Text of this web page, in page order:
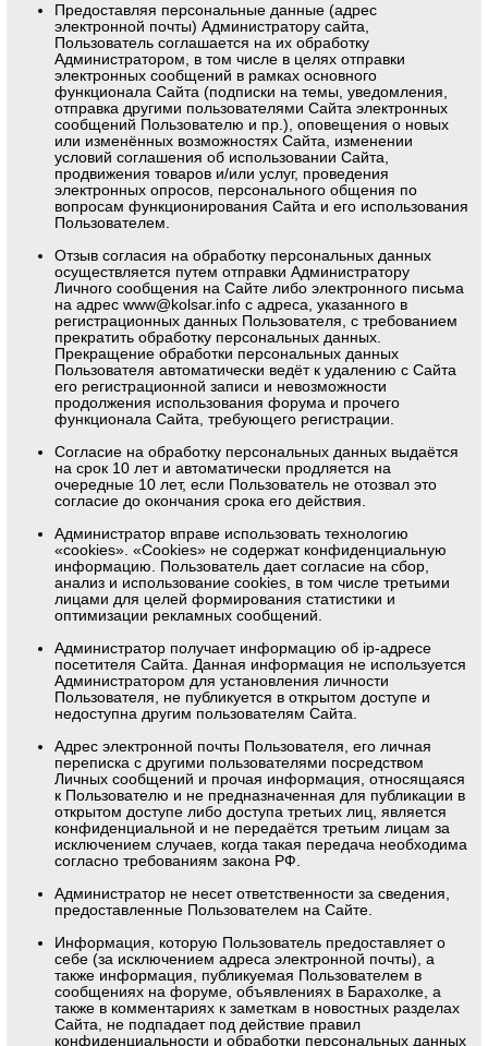
Предоставляя персональные данные (адрес
электронной почты) Администратору сайта,
Пользователь соглашается на их обработку
Администратором, в том числе в целях отправки
электронных сообщений в рамках основного
функционала Сайта (подписки на темы, уведомления,
отправка другими пользователями Сайта электронных
сообщений Пользователю и пр.), оповещения о новых
или изменённых возможностях Сайта, изменении
условий соглашения об использовании Сайта,
продвижения товаров и/или услуг, проведения
электронных опросов, персонального общения по
вопросам функционирования Сайта и его использования
Пользователем.
Отзыв согласия на обработку персональных данных
осуществляется путем отправки Администратору
Личного сообщения на Сайте либо электронного письма
на адресwww@kolsar.info с адреса, указанного в
регистрационных данных Пользователя, с требованием
прекратить обработку персональных данных.
Прекращение обработки персональных данных
Пользователя автоматически ведёт к удалению с Сайта
его регистрационной записи и невозможности
продолжения использования форума и прочего
функционала Сайта, требующего регистрации.
Согласие на обработку персональных данных выдаётся
на срок 10 лет и автоматически продляется на
очередные 10 лет, если Пользователь не отозвал это
согласие до окончания срока его действия.
Администратор вправе использовать технологию
«cookies». «Cookies» не содержат конфиденциальную
информацию. Пользователь дает согласие на сбор,
анализ и использование cookies, в том числе третьими
лицами для целей формирования статистики и
оптимизации рекламных сообщений.
Администратор получает информацию об ip-адресе
посетителя Сайта. Данная информация не используется
Администратором для установления личности
Пользователя, не публикуется в открытом доступе и
недоступна другим пользователям Сайта.
Адрес электронной почты Пользователя, его личная
переписка с другими пользователями посредством
Личных сообщений и прочая информация, относящаяся
к Пользователю и не предназначенная для публикации в
открытом доступе либо доступа третьих лиц, является
конфиденциальной и не передаётся третьим лицам за
исключением случаев, когда такая передача необходима
согласно требованиям закона РФ.
Администратор не несет ответственности за сведения,
предоставленные Пользователем на Сайте.
Информация, которую Пользователь предоставляет о
себе (за исключением адреса электронной почты), а
также информация, публикуемая Пользователем в
сообщениях на форуме, объявлениях в Барахолке, а
также в комментариях к заметкам в новостных разделах
Сайта, не подпадает под действие правил
конфиденциальности и обработки персональных данных